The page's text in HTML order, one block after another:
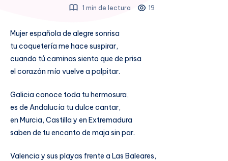
1 min de lectura
19
Mujer española de alegre sonrisa
tu coquetería me hace suspirar,
cuando tú caminas siento que de prisa
el corazón mío vuelve a palpitar.
Galicia conoce toda tu hermosura,
es de Andalucía tu dulce cantar,
en Murcia, Castilla y en Extremadura
saben de tu encanto de maja sin par.
Valencia y sus playas frente a Las Baleares,